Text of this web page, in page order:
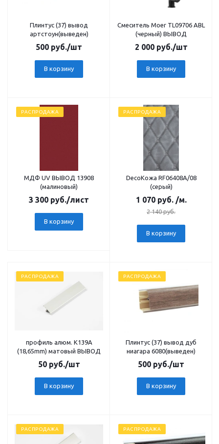
Плинтус (37) вывод
артстоун(выведен)
500 руб./шт
В корзину
Смеситель Moer TL09706 ABL
(черный) ВЫВОД
2 000руб./шт
В корзину
РАСПРОДАЖА
МДФ UV ВЫВОД 13908
(малиновый)
3 300 руб./лист
В корзину
РАСПРОДАЖА
DecoКожа RF06408А/08
(серый)
1 070руб. /м.
2 140руб.
В корзину
РАСПРОДАЖА
профиль алюм. K139A
(18,65mm) матовый ВЫВОД
50руб./шт
В корзину
РАСПРОДАЖА
Плинтус (37) вывод дуб
ниагара 6080(выведен)
500 руб./шт
В корзину
РАСПРОДАЖА РАСПРОДАЖА